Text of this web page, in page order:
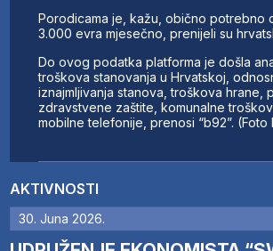
AKTIVNOSTI
30. Juna 2026.
Porodicama je, kažu, obično potrebno
3.000 evra mjesečno, prenijeli su
Do ovog podatka platforma je došla
troškova stanovanja u Hrvatskoj,
iznajmljivanja stanova, troškova hrane,
zdravstvene zaštite, komunalne
mobilne telefonije, prenosi “b92”. (Foto